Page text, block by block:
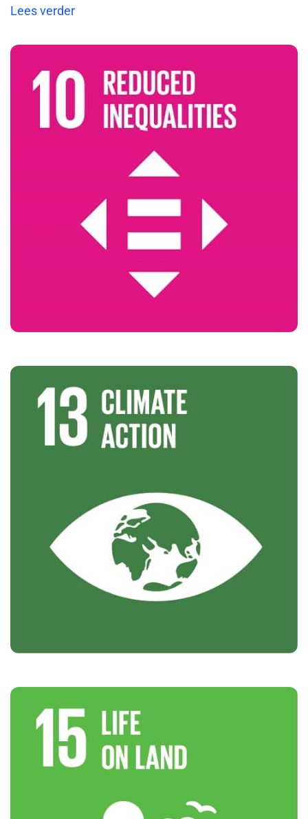
Lees verder